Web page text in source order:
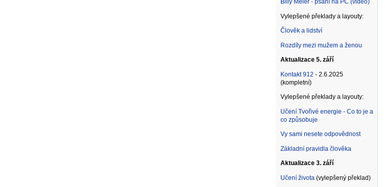
Billy Meier - psaní na PC (video)
Vylepšené překlady a layouty:
Člověk a lidství
Rozdíly mezi mužem a ženou
Aktualizace 5. září
Kontakt 912 - 2.6.2025
(kompletní)
Vylepšené překlady a layouty:
Učení Tvořivé energie - Co to je a
co způsobuje
Vy sami nesete odpovědnost
Základní pravidla člověka
Aktualizace 3. září
Učení života (vylepšený překlad)